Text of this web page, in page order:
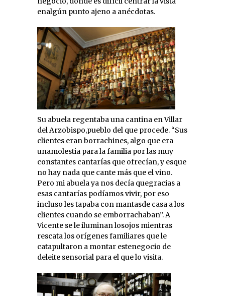
enalgún punto ajeno a anécdotas.
Su abuela regentaba una cantina en Villar
del Arzobispo,pueblo del que procede. “Sus
clientes eran borrachines, algo que era
unamolestia para la familia por las muy
constantes cantarías que ofrecían, y esque
no hay nada que cante más que el vino.
Pero mi abuela ya nos decía quegracias a
esas cantarías podíamos vivir, por eso
incluso les tapaba con mantasde casa a los
clientes cuando se emborrachaban”. A
Vicente se le iluminan losojos mientras
rescata los orígenes familiares que le
catapultaron a montar estenegocio de
deleite sensorial para el que lo visita.